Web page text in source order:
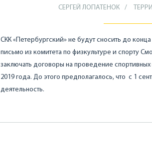
СЕРГЕЙ ЛОПАТЕНОК
СКК «Петербургский» не будут сносить до
письмо из комитета по физкультуре и спорту
заключать договоры на проведение
2019 года. До этого предполагалось, что с 1
деятельность.